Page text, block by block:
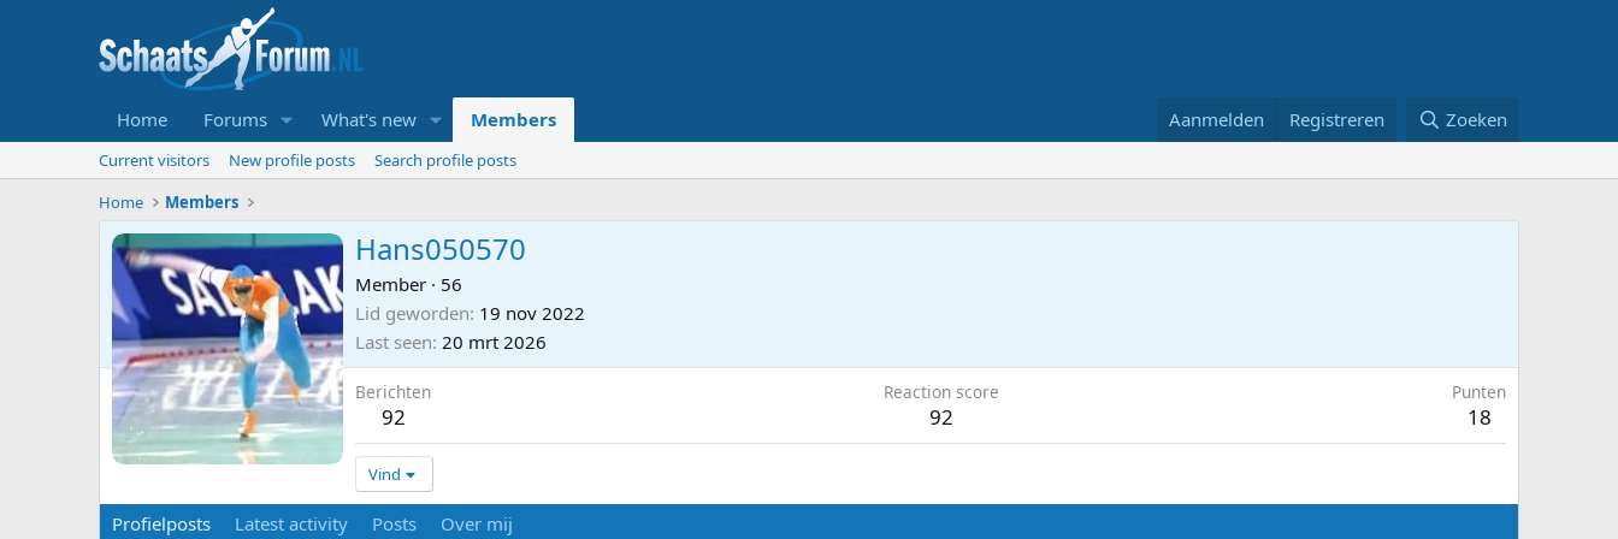
Home Forums What's new Members Aanmelden Registreren Zoeken
Current visitors New profile posts
Search profile posts
Home
Members
Hans050570
Member · 56
Lid geworden 19 nov 2022
Last seen 20 mrt 2026
Berichten
92
Reaction score
92
Punten
18
Vind
Profielposts Latest activity Posts Over mij